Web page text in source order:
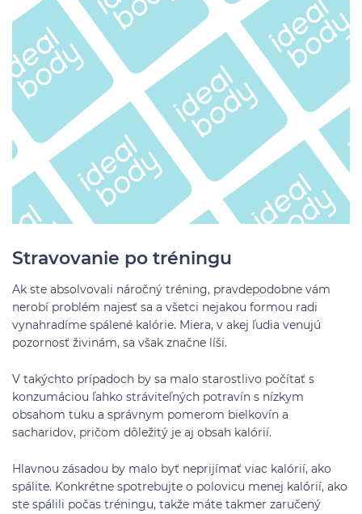
Stravovanie po tréningu
Ak ste absolvovali náročný tréning, pravdepodobne vám
nerobí problém najesť sa a všetci nejakou formou radi
vynahradíme spálené kalórie. Miera, v akej ľudia venujú
pozornosť živinám, sa však značne líši.
V takýchto prípadoch by sa malo starostlivo počítať s
konzumáciou ľahko stráviteľných potravín s nízkym
obsahom tuku a správnym pomerom bielkovín a
sacharidov, pričom dôležitý je aj obsah kalórií.
Hlavnou zásadou by malo byť neprijímať viac kalórií, ako
spálite. Konkrétne spotrebujte o polovicu menej kalórií, ako
ste spálili počas tréningu, takže máte takmer zaručený